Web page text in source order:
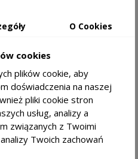
MonRin
55,90 zł
DO KOSZYKA
O Cookies
cookies
plików cookie, aby
doświadczenia na naszej
pliki cookie stron
usług, analizy a
związanych z Twoimi
Twoich zachowań